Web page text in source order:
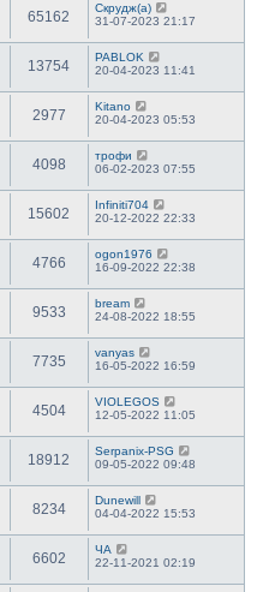
65162
Скрудж(а)
31-07-2023 21:17
13754
PABLOK
20-04-2023 11:41
2977
Kitano
20-04-2023 05:53
4098
трофи
06-02-2023 07:55
15602
Infiniti704
20-12-2022 22:33
4766
ogon1976
16-09-2022 22:38
9533
bream
24-08-2022 18:55
7735
vanyas
16-05-2022 16:59
4504
VIOLEGOS
12-05-2022 11:05
18912
Serpanix-PSG
09-05-2022 09:48
8234
Dunewill
04-04-2022 15:53
6602
ЧА
22-11-2021 02:19